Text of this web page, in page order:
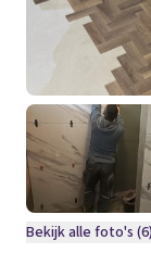
Bekijk alle foto's (6)